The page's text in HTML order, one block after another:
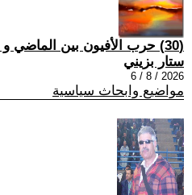
(30) حرب الأفيون بين الماضي و الحاضر
ستار بزيني
2026 / 8 / 6
مواضيع وابحاث سياسية